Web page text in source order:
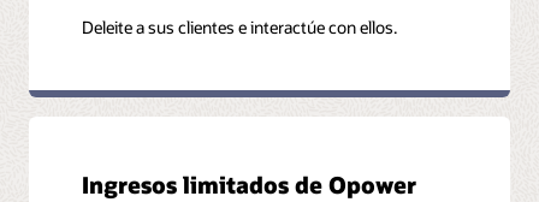
Deleite a sus clientes e interactúe con ellos.
Ingresos limitados de Opower